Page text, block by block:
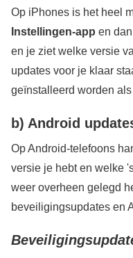
Op iPhones is het heel
Instellingen-app en
en je ziet welke versie
updates voor je klaar
geïnstalleerd worden
b) Android
Op Android-telefoons
versie je hebt en welke
weer overheen gelegd
beveiligingsupdates en